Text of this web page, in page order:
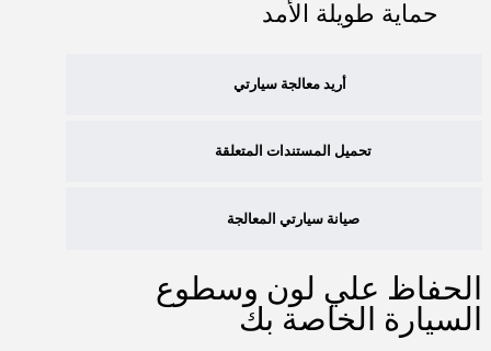
حماية طويلة الأمد
أريد معالجة سيارتي
تحميل المستندات المتعلقة
صيانة سيارتي المعالجة
الحفاظ علي لون وسطوع
السيارة الخاصة بك